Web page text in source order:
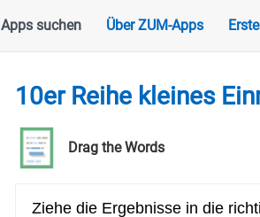
Hauptnavigation
Apps suchen Über ZUM-Apps
10er Reihe kleines
Drag the Words